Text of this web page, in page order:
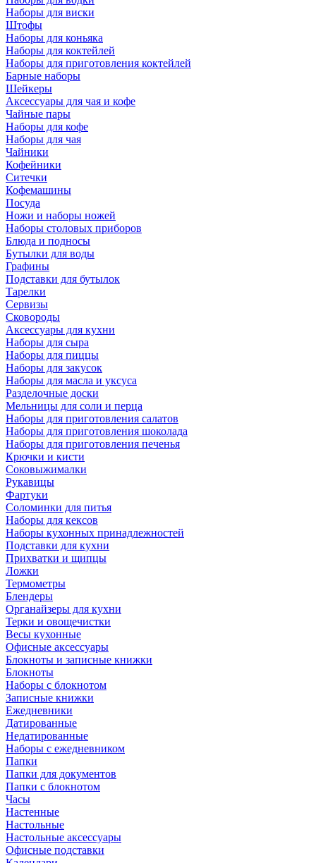
Наборы для виски
Штофы
Наборы для коньяка
Наборы для коктейлей
Наборы для приготовления коктейлей
Барные наборы
Шейкеры
Аксессуары для чая и кофе
Чайные пары
Наборы для кофе
Наборы для чая
Чайники
Кофейники
Ситечки
Кофемашины
Посуда
Ножи и наборы ножей
Наборы столовых приборов
Блюда и подносы
Бутылки для воды
Графины
Подставки для бутылок
Тарелки
Сервизы
Сковороды
Аксессуары для кухни
Наборы для сыра
Наборы для пиццы
Наборы для закусок
Наборы для масла и уксуса
Разделочные доски
Мельницы для соли и перца
Наборы для приготовления салатов
Наборы для приготовления шоколада
Наборы для приготовления печенья
Крючки и кисти
Соковыжималки
Рукавицы
Фартуки
Соломинки для питья
Наборы для кексов
Наборы кухонных принадлежностей
Подставки для кухни
Прихватки и щипцы
Ложки
Термометры
Блендеры
Органайзеры для кухни
Терки и овощечистки
Весы кухонные
Офисные аксессуары
Блокноты и записные книжки
Блокноты
Наборы с блокнотом
Записные книжки
Ежедневники
Датированные
Недатированные
Наборы с ежедневником
Папки
Папки для документов
Папки с блокнотом
Часы
Настенные
Настольные
Настольные аксессуары
Офисные подставки